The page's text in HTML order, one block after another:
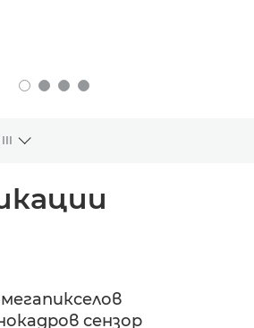
Toggle breadcrumbs
мегапикселов
сензор